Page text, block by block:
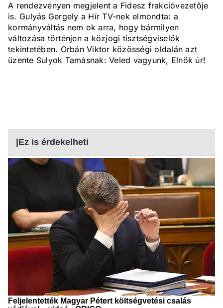
A rendezvényen megjelent a Fidesz frakcióvezetője
is. Gulyás Gergely a Hír TV-nek elmondta: a
kormányváltás nem ok arra, hogy bármilyen
változása történjen a közjogi tisztségviselők
tekintetében. Orbán Viktor közösségi oldalán azt
üzente Sulyok Tamásnak: Veled vagyunk, Elnök úr!